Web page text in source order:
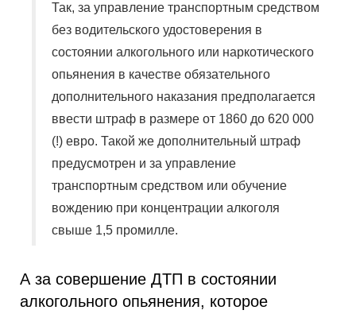
Так, за управление транспортным средством
без водительского удостоверения в
состоянии алкогольного или наркотического
опьянения в качестве обязательного
дополнительного наказания предполагается
ввести штраф в размере от 1860 до 620 000
(!) евро. Такой же дополнительный штраф
предусмотрен и за управление
транспортным средством или обучение
вождению при концентрации алкоголя
свыше 1,5 промилле.
А за совершение ДТП в состоянии
алкогольного опьянения, которое